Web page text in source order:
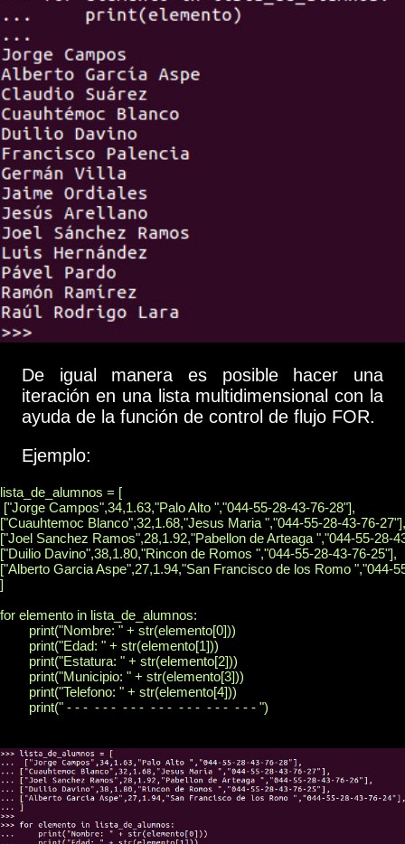
De igual manera es posible hacer una
iteración en una lista multidimensional con la
ayuda de la función de control de flujo FOR.
Ejemplo:
lista_de_alumnos = [
["Jorge Campos",34,1.63,"Palo Alto ","044-55-28-43-76-28"],
["Cuauhtemoc Blanco",32,1.68,"Jesus Maria ","044-55-28-43-76-27"],
["Joel Sanchez Ramos",28,1.92,"Pabellon de Arteaga ","044-55-28-
["Duilio Davino",38,1.80,"Rincon de Romos ","044-55-28-43-76-25"],
["Alberto Garcia Aspe",27,1.94,"San Francisco de los Romo ","044-
]
for elemento in lista_de_alumnos: